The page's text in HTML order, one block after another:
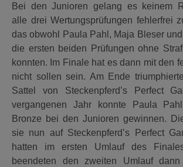
Bei den Junioren gelang es keinem
alle drei Wertungsprüfungen fehlerfrei
das obwohl Paula Pahl, Maja Bleser
die ersten beiden Prüfungen ohne
konnten. Im Finale hat es dann mit den
nicht sollen sein. Am Ende
Sattel von Steckenpferd’s Perfect
vergangenen Jahr konnte Paula
Bronze bei den Junioren gewinnen.
sie nun auf Steckenpferd’s Perfect
hatten im ersten Umlauf des
beendeten den zweiten Umlauf